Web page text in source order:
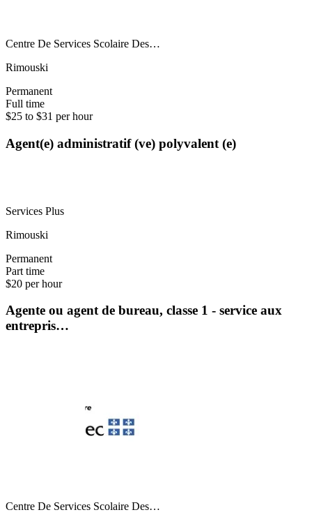
Centre De Services Scolaire Des…
Rimouski
Permanent
Full time
$25 to $31 per hour
Agent(e) administratif (ve) polyvalent (e)
Services Plus
Rimouski
Permanent
Part time
$20 per hour
Agente ou agent de bureau, classe 1 - service aux
entrepris…
Centre De Services Scolaire Des…